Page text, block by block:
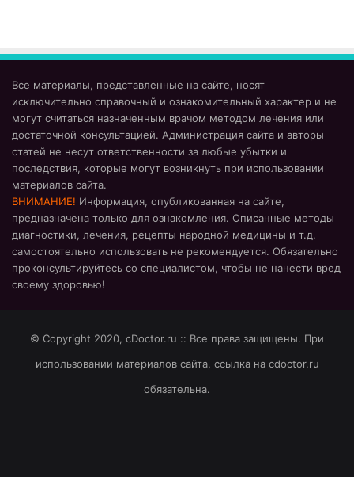
Все материалы, представленные на сайте, носят
исключительно справочный и ознакомительный характер и не
могут считаться назначенным врачом методом лечения или
достаточной консультацией. Администрация сайта и авторы
статей не несут ответственности за любые убытки и
последствия, которые могут возникнуть при использовании
материалов сайта.
ВНИМАНИЕ! Информация, опубликованная на сайте,
предназначена только для ознакомления. Описанные методы
диагностики, лечения, рецепты народной медицины и т.д.
самостоятельно использовать не рекомендуется. Обязательно
проконсультируйтесь со специалистом, чтобы не нанести вред
своему здоровью!
© Copyright 2020, cDoctor.ru :: Все права защищены. При
использовании материалов сайта, ссылка на cdoctor.ru
обязательна.